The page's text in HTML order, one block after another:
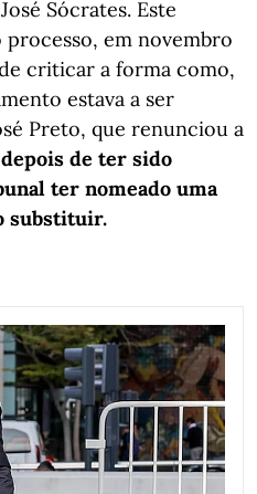
Sócrates. Este
em novembro
criticar a forma como,
estava a ser
Preto, que renunciou a
depois de ter sido
ter nomeado uma
substituir.